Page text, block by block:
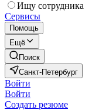
Ищу сотрудника
Сервисы
Помощь
Ещё
Поиск
Санкт-Петербург
Войти
Войти
Создать резюме